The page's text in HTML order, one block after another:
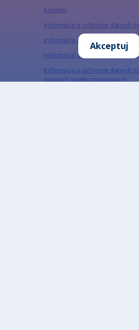
Kontakt
Informacje o ochronie danych
Informacja o działalności Urzędu
Informacja o działalności urzędu
Informacja o ochronie danych
mediach społecznościowych
Akceptuj